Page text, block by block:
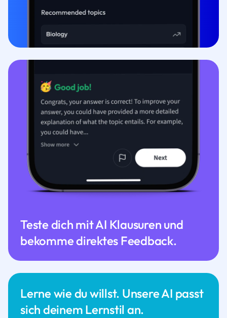
Lerne wie du willst. Unsere AI passt
sich deinem Lernstil an.
Teste dich mit AI Klausuren und
bekomme direktes Feedback.